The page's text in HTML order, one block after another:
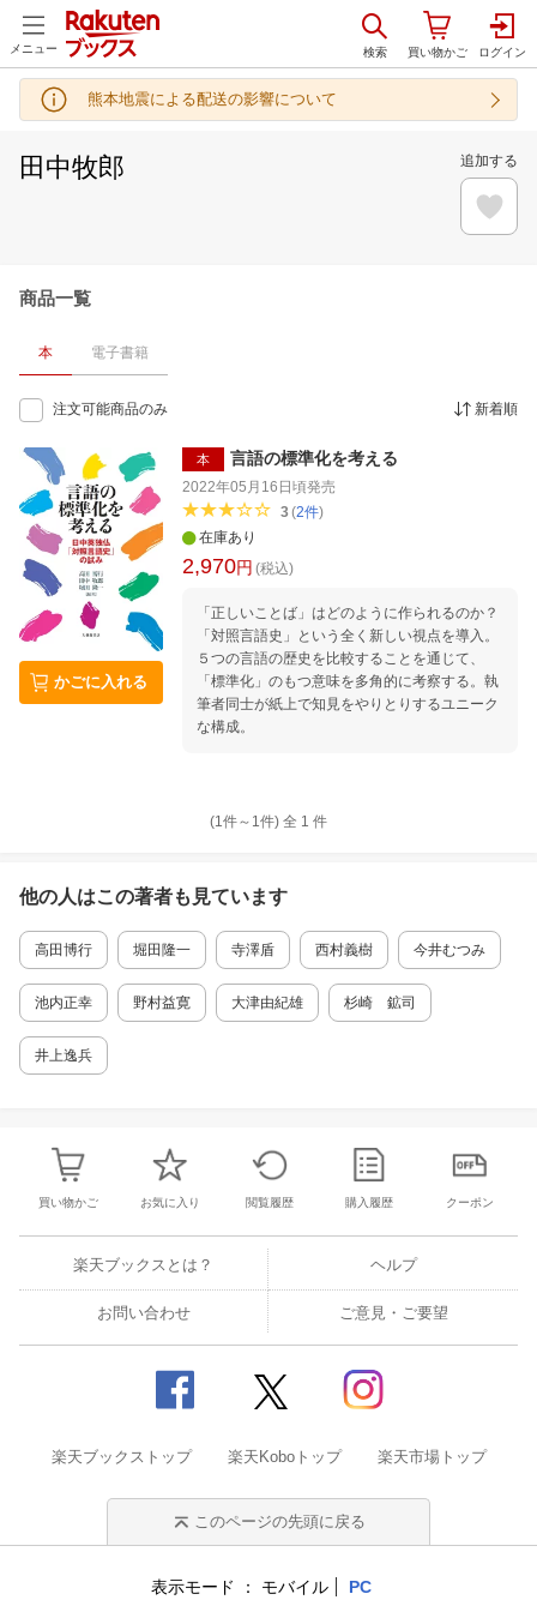
メニュー
熊本地震による配送の影響について
田中牧郎 追加する
商品一覧
本 電子書籍
注文可能商品のみ 新着順
かごに入れる
本 言語の標準化を考える
2022年05月16日頃発売
3(2件)
在庫あり
2,970円 (税込)
「正しいことば」はどのように作られるのか？
「対照言語史」という全く新しい視点を導入。
５つの言語の歴史を比較することを通じて、
「標準化」のもつ意味を多角的に考察する。執
筆者同士が紙上で知見をやりとりするユニーク
な構成。
(1件～ 1件) 全 1 件
他の人はこの著者も見ています
高田博行 堀田隆一 寺澤盾 西村義樹 今井むつみ
池内正幸 野村益寛 大津由紀雄 杉崎 鉱司
井上逸兵
買い物かご お気に入り 閲覧履歴 購入履歴 クーポン
楽天ブックスとは？ ヘルプ
お問い合わせ ご意見・ご要望
楽天ブックストップ 楽天Koboトップ 楽天市場トップ
このページの先頭に戻る
表示モード モバイル PC